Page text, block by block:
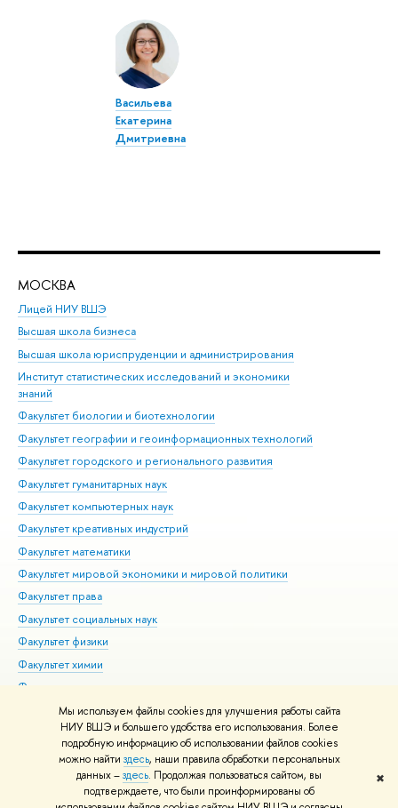
Мы используем файлы cookies для улучшения работы сайта
НИУ ВШЭ и большего удобства его использования. Более
подробную информацию об использовании файлов cookies
можно найти здесь, наши правила обработки персональных
данных –здесь. Продолжая пользоваться сайтом, вы
подтверждаете, что были проинформированы об
✖
Васильева
Екатерина
Дмитриевна
МОСКВА
Лицей НИУ ВШЭ
Высшая школа бизнеса
Высшая школа юриспруденции и администрирования
Институт статистических исследований и экономики
знаний
Факультет биологии и биотехнологии
Факультет географии и геоинформационных технологий
Факультет городского и регионального развития
Факультет гуманитарных наук
Факультет компьютерных наук
Факультет креативных индустрий
Факультет математики
Факультет мировой экономики и мировой политики
Факультет права
Факультет социальных наук
Факультет физики
Факультет химии
Факультет экономических наук
Международный институт экономики и финансов
Московский институт электроники и математики им. А.Н.
Тихонова